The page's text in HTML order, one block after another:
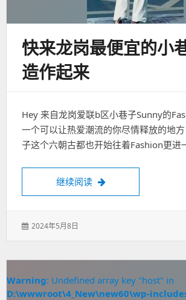
快来龙岗最便宜的小
造作起来
Hey 来自龙岗爱联b区小巷子Sunny的
一个可以让热爱潮流的你尽情释放的地
子这个六朝古都也开始往着Fashion更进
继续阅读 快来龙岗最便宜的小巷
发
2024年5月8日
Warning: Undefined array key "host" in
D:\wwwroot\4_New\new60\wp-